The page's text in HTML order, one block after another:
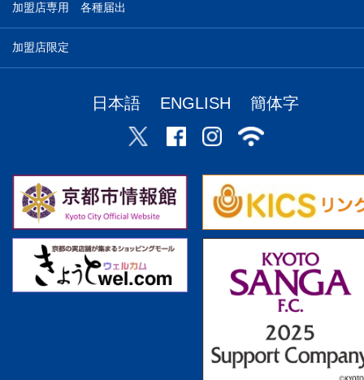
加盟店専用 各種届出
加盟店限定
日本語 ENGLISH 簡体字